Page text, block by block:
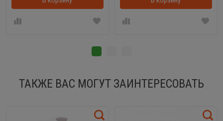
ТАКЖЕ ВАС МОГУТ ЗАИНТЕРЕСОВАТЬ